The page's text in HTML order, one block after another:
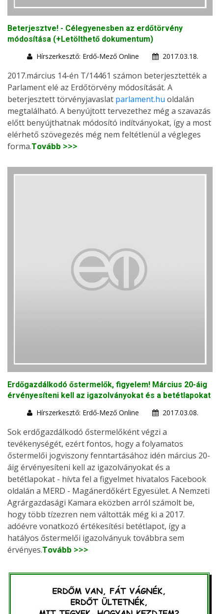
Beterjesztve! - Célegyenesben az erdőtörvény
módosítása (+Letölthető dokumentum)
Hírszerkesztő: Erdő-Mező Online
2017.03.18.
2017.március 14-én T/14461 számon beterjesztették a
Parlament elé az Erdőtörvény módosítását. A
beterjesztett törvényjavaslat parlament.hu oldalán
megtalálható. A benyújtott tervezethez még a szavazás
előtt benyújthatnak módosító indítványokat, így a most
elérhető szövegezés még nem feltétlenül a végleges
forma.Tovább >>>
Erdőgazdálkodó őstermelők, figyelem! Március 20-áig
érvényesíteni kell az igazolványokat és a betétlapokat
Hírszerkesztő: Erdő-Mező Online
2017.03.08.
Sok erdőgazdálkodó őstermelőként végzi a
tevékenységét, ezért fontos, hogy a folyamatos
őstermelői jogviszony fenntartásához idén március 20-
áig érvényesíteni kell az igazolványokat és a
betétlapokat - hívta fel a figyelmet hivatalos Facebook
oldalán a MERD - Magánerdőkért Egyesület. A Nemzeti
Agrárgazdasági Kamara eközben arról számolt be,
hogy több tízezren nem váltották még ki a 2017.
adóévre vonatkozó értékesítési betétlapot, így a
hatályos őstermelői igazolványuk továbbra sem
érvényes.Tovább >>>